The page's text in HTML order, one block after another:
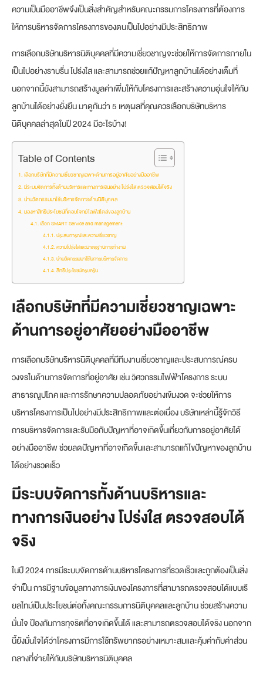
ความเป็นมืออาชีพจึงเป็นสิ่งสำคัญสำหรับคณะกรรมการโครงการที่ต้องการ
ให้การบริหารจัดการโครงการของตนเป็นไปอย่างมีประสิทธิภาพ
การเลือกบริษัทบริหารนิติบุคคลที่มีความเชี่ยวชาญจะช่วยให้การจัดการภายใน
เป็นไปอย่างราบรื่น โปร่งใส และสามารถช่วยแก้ปัญหาลูกบ้านได้อย่างเต็มที่
นอกจากนี้ยังสามารถสร้างมูลค่าเพิ่มให้กับโครงการและสร้างความอุ่นใจให้กับ
ลูกบ้านได้อย่างยั่งยืน มาดูกันว่า 5 เหตุผลที่คุณควรเลือกบริษัทบริหาร
นิติบุคคลล่าสุดในปี 2024 มีอะไรบ้าง!
Table of Contents
เลือกบริษัทที่มีความเชี่ยวชาญเฉพาะด้านการอยู่อาศัยอย่างมืออาชีพ
มีระบบจัดการทั้งด้านบริหารและทางการเงินอย่าง โปร่งใส ตรวจสอบได้จริง
นำนวัตกรรมมาใช้บริหารจัดการด้านนิติบุคคล
มองหาสิทธิประโยชน์ที่ตอบโจทย์ไลฟ์สไตล์ของลูกบ้าน
เลือก SMART Service and management
ประสบการณ์และความเชี่ยวชาญ
ความโปร่งใสและมาตรฐานการทำงาน
นำนวัตกรรมมาใช้ในการบริหารจัดการ
สิทธิประโยชน์ครบครัน
เลือกบริษัทที่มีความเชี่ยวชาญเฉพาะ
ด้านการอยู่อาศัยอย่างมืออาชีพ
การเลือกบริษัทบริหารนิติบุคคลที่มีทีมงานเชี่ยวชาญและประสบการณ์ครบ
วงจรในด้านการจัดการที่อยู่อาศัย เช่น วิศวกรรมไฟฟ้าโครงการ ระบบ
สาธารณูปโภค และการรักษาความปลอดภัยอย่างเข้มงวด จะช่วยให้การ
บริหารโครงการเป็นไปอย่างมีประสิทธิภาพและต่อเนื่อง บริษัทเหล่านี้รู้จักวิธี
การบริหารจัดการและรับมือกับปัญหาที่อาจเกิดขึ้นเกี่ยวกับการอยู่อาศัยได้
อย่างมืออาชีพ ช่วยลดปัญหาที่อาจเกิดขึ้นและสามารถแก้ไขปัญหาของลูกบ้าน
ได้อย่างรวดเร็ว
มีระบบจัดการทั้งด้านบริหารและ
ทางการเงินอย่าง โปร่งใส ตรวจสอบได้
จริง
ในปี 2024 การมีระบบจัดการด้านบริหารโครงการที่รวดเร็วและถูกต้องเป็นสิ่ง
จำเป็น การมีฐานข้อมูลทางการเงินของโครงการที่สามารถตรวจสอบได้แบบเรี
ยลไทม์เป็นประโยชน์ต่อทั้งคณะกรรมการนิติบุคคลและลูกบ้าน ช่วยสร้างความ
มั่นใจ ป้องกันการทุจริตที่อาจเกิดขึ้นได้ และสามารถตรวจสอบได้จริง นอกจาก
นี้ยังมั่นใจได้ว่าโครงการมีการใช้ทรัพยากรอย่างเหมาะสมและคุ้มค่ากับค่าส่วน
กลางที่จ่ายให้กับบริษัทบริหารนิติบุคคล